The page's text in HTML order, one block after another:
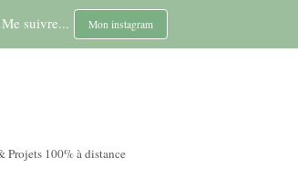
Me suivre... Mon instagram
Projets 100% à distance